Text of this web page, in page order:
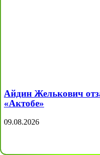
Айдин Желькович
«Актобе»
09.08.2026